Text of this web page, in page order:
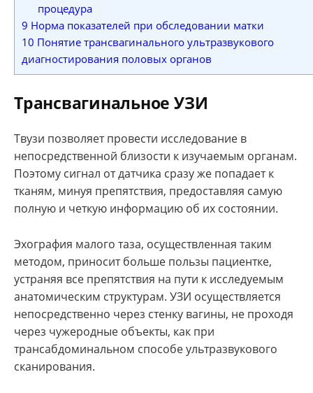
процедура
9 Норма показателей при обследовании матки
10 Понятие трансвагинального ультразвукового
диагностирования половых органов
Трансвагинальное УЗИ
Твузи позволяет провести исследование в
непосредственной близости к изучаемым органам.
Поэтому сигнал от датчика сразу же попадает к
тканям, минуя препятствия, предоставляя самую
полную и четкую информацию об их состоянии.
Эхография малого таза, осуществленная таким
методом, приносит больше пользы пациентке,
устраняя все препятствия на пути к исследуемым
анатомическим структурам. УЗИ осуществляется
непосредственно через стенку вагины, не проходя
через чужеродные объекты, как при
трансабдоминальном способе ультразвукового
сканирования.